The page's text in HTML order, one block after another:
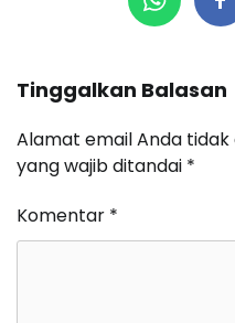
Tinggalkan Balasan
Alamat email Anda tidak
yang wajib ditandai *
Komentar *